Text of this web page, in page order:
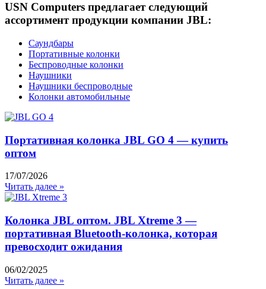
USN Computers предлагает следующий
ассортимент продукции компании JBL:
Саундбары
Портативные колонки
Беспроводные колонки
Наушники
Наушники беспроводные
Колонки автомобильные
Портативная колонка JBL GO 4 — купить
оптом
17/07/2026
Читать далее »
Колонка JBL оптом. JBL Xtreme 3 —
портативная Bluetooth-колонка, которая
превосходит ожидания
06/02/2025
Читать далее »